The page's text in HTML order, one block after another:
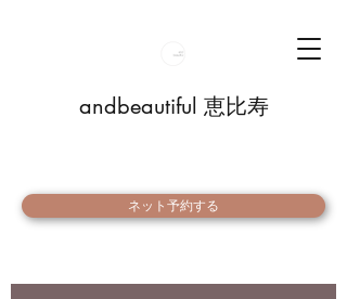
andbeautiful 恵比寿
ネット予約する